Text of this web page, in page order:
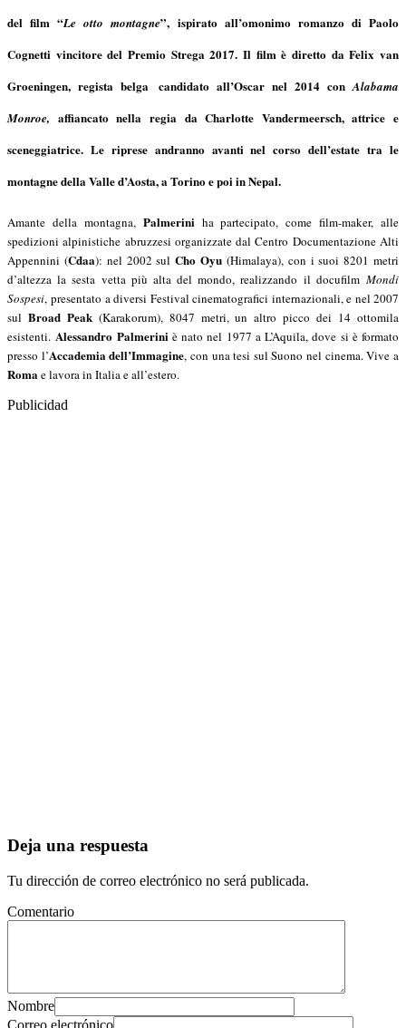
del film “Le otto montagne”, ispirato all’omonimo romanzo diPaolo
Cognetti vincitore del Premio Strega 2017. Il film è diretto da Felix van
Groeningen, regista belga candidato all’Oscar nel 2014 con Alabama
Monroe, affiancato nella regia daCharlotte Vandermeersch, attrice e
sceneggiatrice. Le riprese andranno avanti nel corso dell’estate tra le
montagne della Valle d’Aosta, a Torinoe poi inNepal.
Amante della montagna, Palmeriniha partecipato, come film-maker, alle
spedizioni alpinistiche abruzzesi organizzate dal Centro Documentazione Alti
Appennini (Cdaa): nel 2002 sulCho Oyu (Himalaya), con i suoi 8201 metri
d’altezza la sesta vetta più alta del mondo, realizzando il docufilm Mondi
Sospesi, presentato a diversi Festival cinematografici internazionali,e nel 2007
sul Broad Peak(Karakorum), 8047 metri, un altro picco dei 14 ottomila
esistenti.Alessandro Palmeriniè nato nel 1977 a L’Aquila, dove si è formato
presso l’Accademia dell’Immagine, con una tesi sul Suono nel cinema. Vive a
Roma e lavora in Italia e all’estero.
Publicidad
Deja una respuesta
Tu dirección de correo electrónico no será publicada.
Comentario
Nombre
Correo electrónico